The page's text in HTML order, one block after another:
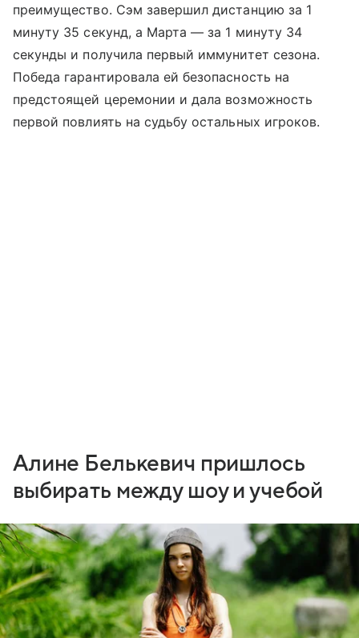
преимущество. Сэм завершил дистанцию за 1
минуту 35 секунд, а Марта — за 1 минуту 34
секунды и получила первый иммунитет сезона.
Победа гарантировала ей безопасность на
предстоящей церемонии и дала возможность
первой повлиять на судьбу остальных игроков.
Алине Белькевич пришлось
выбирать между шоу и учебой